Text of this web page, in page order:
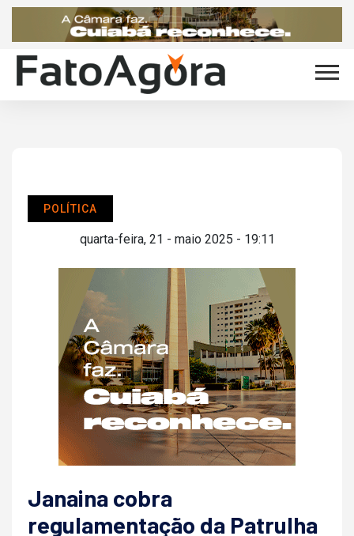
POLÍTICA
quarta-feira, 21 - maio 2025 - 19:11
Janaina cobra
regulamentação da Patrulha